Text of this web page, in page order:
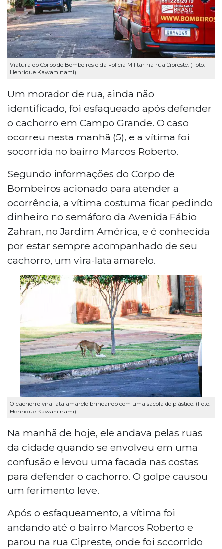
Viatura do Corpo de Bombeiros e da Polícia Militar na rua Cipreste. (Foto:
Henrique Kawaminami)
Um morador de rua, ainda não
identificado, foi esfaqueado após defender
o cachorro em Campo Grande. O caso
ocorreu nesta manhã (5), e a vítima foi
socorrida no bairro Marcos Roberto.
Segundo informações do Corpo de
Bombeiros acionado para atender a
ocorrência, a vítima costuma ficar pedindo
dinheiro no semáforo da Avenida Fábio
Zahran, no Jardim América, e é conhecida
por estar sempre acompanhado de seu
cachorro, um vira-lata amarelo.
O cachorro vira-lata amarelo brincando com uma sacola de plástico. (Foto:
Henrique Kawaminami)
Na manhã de hoje, ele andava pelas ruas
da cidade quando se envolveu em uma
confusão e levou uma facada nas costas
para defender o cachorro. O golpe causou
um ferimento leve.
Após o esfaqueamento, a vítima foi
andando até o bairro Marcos Roberto e
parou na rua Cipreste, onde foi socorrido